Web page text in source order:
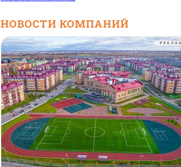
НОВОСТИ КОМПАНИЙ